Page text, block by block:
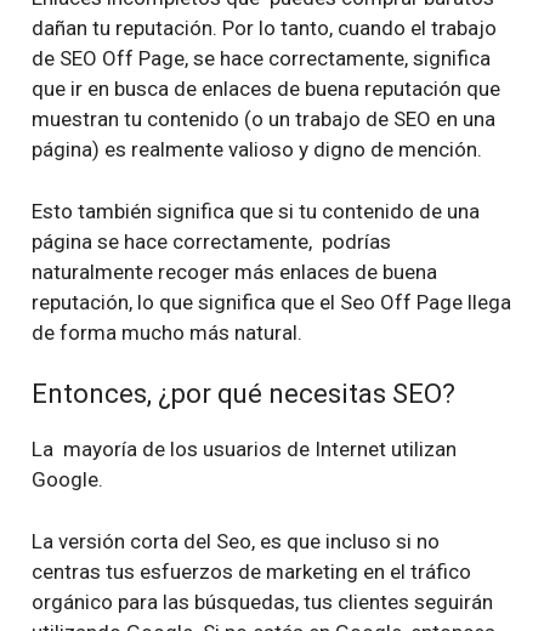
dañan tu reputación. Por lo tanto, cuando el trabajo
de SEO Off Page, se hace correctamente, significa
que ir en busca de enlaces de buena reputación que
muestran tu contenido (o un trabajo de SEO en una
página) es realmente valioso y digno de mención.
Esto también significa que si tu contenido de una
página se hace correctamente, podrías
naturalmente recoger más enlaces de buena
reputación, lo que significa que el Seo Off Page llega
de forma mucho más natural.
Entonces, ¿por qué necesitas SEO?
La mayoría de los usuarios de Internet utilizan
Google.
La versión corta del Seo, es que incluso si no
centras tus esfuerzos de marketing en el tráfico
orgánico para las búsquedas, tus clientes seguirán